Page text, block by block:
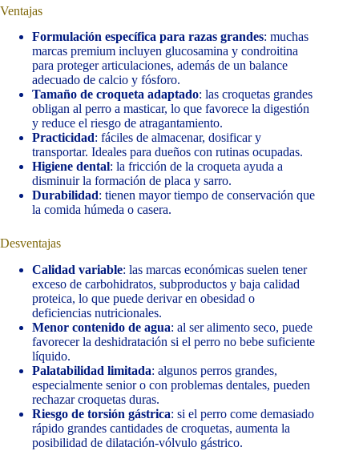
Ventajas
Formulación específica para razas grandes: muchas
marcas premium incluyen glucosamina y condroitina
para proteger articulaciones, además de un balance
adecuado de calcio y fósforo.
Tamaño de croqueta adaptado: las croquetas grandes
obligan al perro a masticar, lo que favorece la digestión
y reduce el riesgo de atragantamiento.
Practicidad: fáciles de almacenar, dosificar y
transportar. Ideales para dueños con rutinas ocupadas.
Higiene dental: la fricción de la croqueta ayuda a
disminuir la formación de placa y sarro.
Durabilidad: tienen mayor tiempo de conservación que
la comida húmeda o casera.
Desventajas
Calidad variable: las marcas económicas suelen tener
exceso de carbohidratos, subproductos y baja calidad
proteica, lo que puede derivar en obesidad o
deficiencias nutricionales.
Menor contenido de agua: al ser alimento seco, puede
favorecer la deshidratación si el perro no bebe suficiente
líquido.
Palatabilidad limitada: algunos perros grandes,
especialmente senior o con problemas dentales, pueden
rechazar croquetas duras.
Riesgo de torsión gástrica: si el perro come demasiado
rápido grandes cantidades de croquetas, aumenta la
posibilidad de dilatación-vólvulo gástrico.